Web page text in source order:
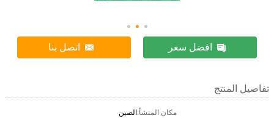
افضل سعر اتصل بنا
تفاصيل المنتج
مكان المنشأ:الصين